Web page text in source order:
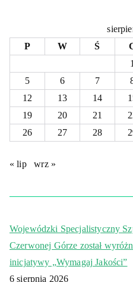
P
W Ś
1
5
6 7
12
13 14
19
20 21
26
27 28
« lip wrz »
Wojewódzki Specjalistyczny
Czerwonej Górze został
inicjatywy „Wymagaj Jakości”
6 sierpnia 2026